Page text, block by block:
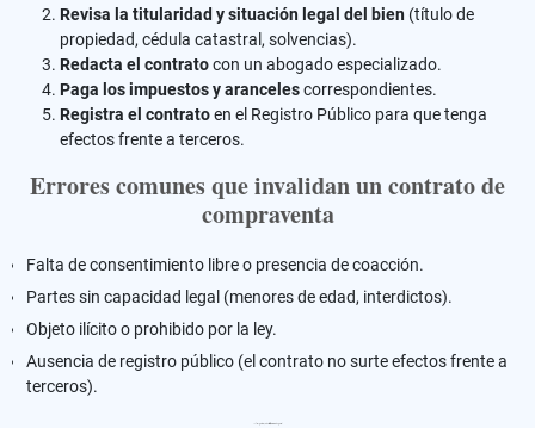
Revisa la titularidad y situación legal del bien (título de
propiedad, cédula catastral, solvencias).
Redacta el contratocon un abogado especializado.
Paga los impuestos y arancelescorrespondientes.
Registra el contratoen el Registro Público para que tenga
efectos frente a terceros.
Errores comunes que invalidan un contrato de
compraventa
Falta de consentimiento libre o presencia de coacción.
Partes sin capacidad legal (menores de edad, interdictos).
Objeto ilícito o prohibido por la ley.
Ausencia de registro público (el contrato no surte efectos frente a
terceros).